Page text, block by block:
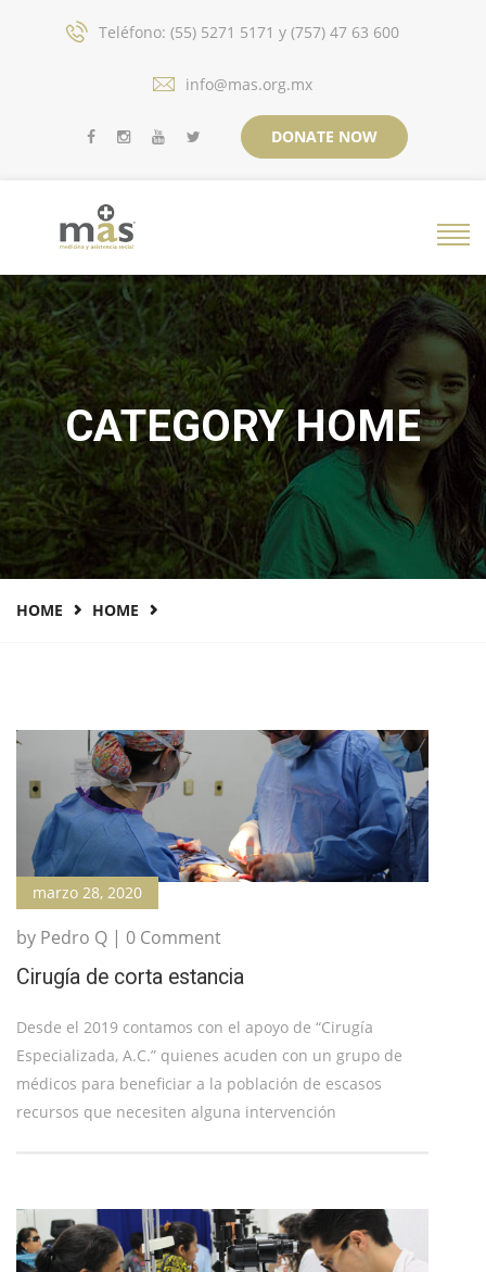
Teléfono: (55) 5271 5171 y (757) 47 63 600
info@mas.org.mx
DONATE NOW
CATEGORY HOME
HOME HOME
marzo 28, 2020
by Pedro Q | 0 Comment
Cirugía de corta estancia
Desde el 2019 contamos con el apoyo de “Cirugía
Especializada, A.C.” quienes acuden con un grupo de
médicos para beneficiar a la población de escasos
recursos que necesiten alguna intervención